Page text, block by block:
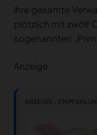
ihre gesamte
plötzlich mit zwölf
sogenannten
Anzeige
ANZEIGE ·